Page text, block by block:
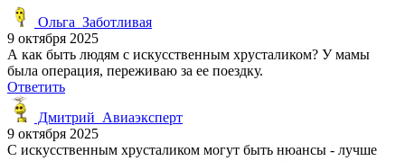
Ольга_Заботливая
9 октября 2025
А как быть людям с искусственным хрусталиком? У мамы
была операция, переживаю за ее поездку.
Ответить
Дмитрий_Авиаэксперт
9 октября 2025
С искусственным хрусталиком могут быть нюансы - лучше